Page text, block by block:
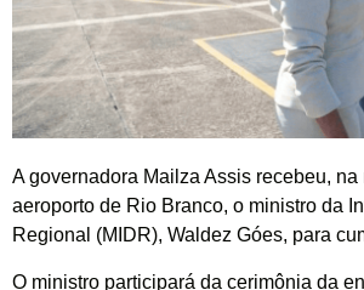
A governadora Mailza Assis recebeu,
aeroporto de Rio Branco, o ministro da
Regional (MIDR), Waldez Góes, para
O ministro participará da cerimônia da